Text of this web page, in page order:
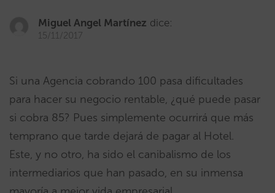
Miguel Angel Martínez dice:
15/11/2017
Si una Agencia cobrando 100 pasa dificultades
para hacer su negocio rentable, ¿qué puede pasar
si cobra 85? Pues simplemente ocurrirá que más
temprano que tarde dejará de pagar al Hotel.
Este, y no otro, ha sido el canibalismo de los
intermediarios que han pasado, en su inmensa